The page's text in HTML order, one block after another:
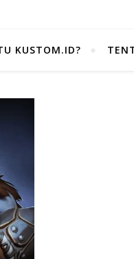
KUSTOM.ID?